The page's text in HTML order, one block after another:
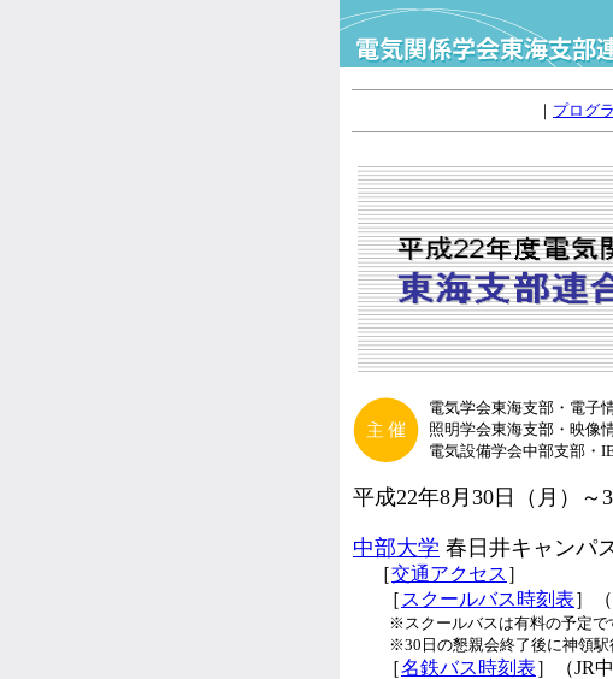
｜ プログ
電気学会東海支部・電子
照明学会東海支部・映像
電気設備学会中部支部・
平成22年8月30日（月）～
中部大学 春日井キャンパ
［交通アクセス ］
［ スクールバス時刻表］
※スクールバスは有料の予定です
※30日の懇親会終了後に神領駅行
［名鉄バス時刻表］（JR